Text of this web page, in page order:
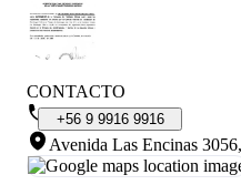
CONTACTO
+56 9 9916 9916
Avenida Las Encinas